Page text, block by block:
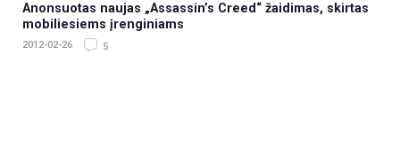
Anonsuotas naujas „Assassin’s Creed“ žaidimas, skirtas
mobiliesiems įrenginiams
2012-02-26 5